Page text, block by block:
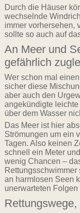
Durch die Häuser
wechselnde
immer vorhersehen,
sollte so auch auf
An Meer und
gefährlich
Wer schon mal
sicher diese
aber auch den
angekündigte
über dem Wasser
Das Meer ist hier
Strömungen um ein
Tagen. Also keinen
schnell ein Meter
wenig Chancen –
an harmlosen Seen
unerwarteten